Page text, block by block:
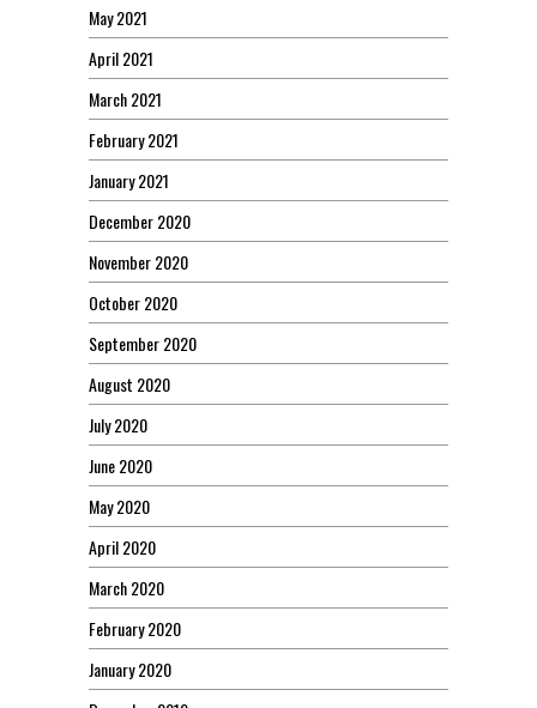
May 2021
April 2021
March 2021
February 2021
January 2021
December 2020
November 2020
October 2020
September 2020
August 2020
July 2020
June 2020
May 2020
April 2020
March 2020
February 2020
January 2020